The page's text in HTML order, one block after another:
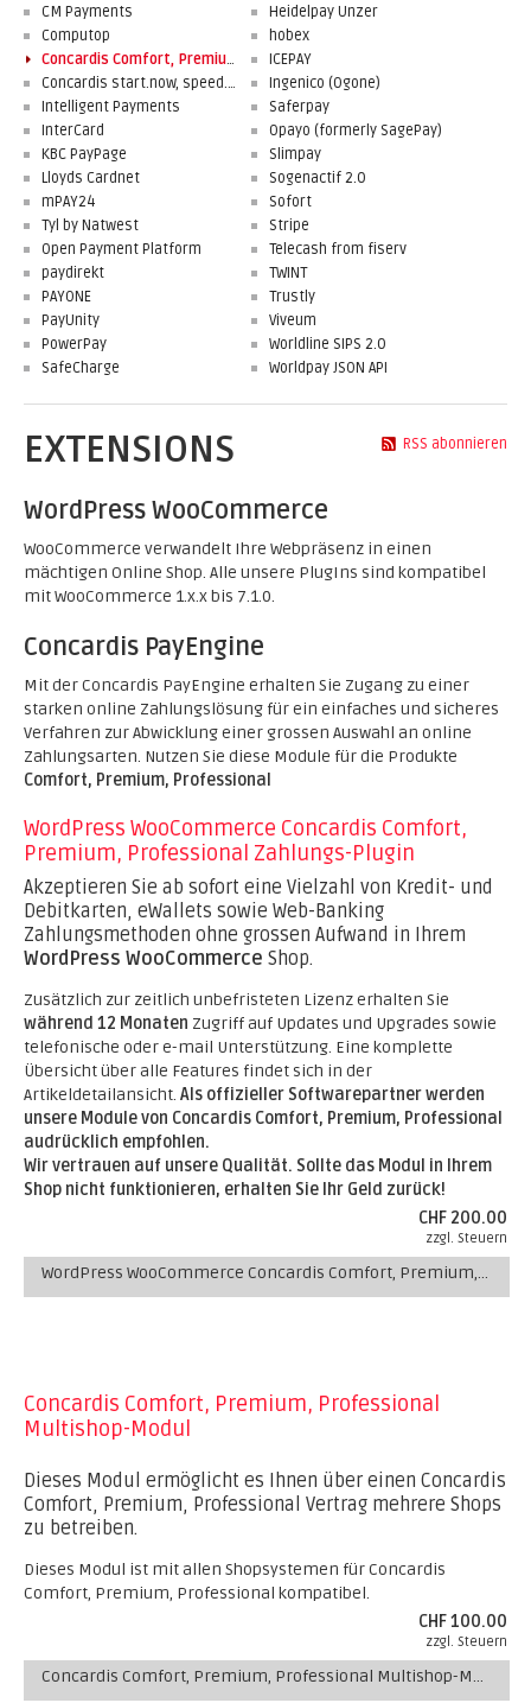
CM Payments
Computop
Concardis Comfort, Premium, Professional
Concardis start.now, speed.up, flex.pro
Heidelpay Unzer
hobex
ICEPAY
Ingenico (Ogone)
Intelligent Payments
InterCard
KBC PayPage
Lloyds Cardnet
mPAY24
Tyl by Natwest
Open Payment Platform
paydirekt
PAYONE
PayUnity
PowerPay
SafeCharge
Saferpay
Opayo (formerly SagePay)
Slimpay
Sogenactif 2.0
Sofort
Stripe
Telecash from fiserv
TWINT
Trustly
Viveum
Worldline SIPS 2.0
Worldpay JSON API
RSS abonnieren
EXTENSIONS
WordPress WooCommerce
WooCommerce verwandelt Ihre Webpräsenz in einen
mächtigen Online Shop. Alle unsere PlugIns sind kompatibel
mit WooCommerce 1.x.x bis 7.1.0.
Concardis PayEngine
Mit der Concardis PayEngine erhalten Sie Zugang zu einer
starken online Zahlungslösung für ein einfaches und sicheres
Verfahren zur Abwicklung einer grossen Auswahl an online
Zahlungsarten. Nutzen Sie diese Module für die Produkte
Comfort, Premium, Professional
WordPress WooCommerce Concardis Comfort,
Premium, Professional Zahlungs-Plugin
Akzeptieren Sie ab sofort eine Vielzahl von Kredit- und
Debitkarten, eWallets sowie Web-Banking
Zahlungsmethoden ohne grossen Aufwand in Ihrem
WordPress WooCommerce Shop.
Zusätzlich zur zeitlich unbefristeten Lizenz erhalten Sie
während 12 Monaten Zugriff auf Updates und Upgrades sowie
telefonische oder e-mail Unterstützung. Eine komplette
Übersicht über alle Features findet sich in der
Artikeldetailansicht. Als offizieller Softwarepartner werden
unsere Module von Concardis Comfort, Premium, Professional
audrücklich empfohlen.
Wir vertrauen auf unsere Qualität. Sollte das Modul in Ihrem
Shop nicht funktionieren, erhalten Sie Ihr Geld zurück!
CHF 200.00
zzgl. Steuern
WordPress WooCommerce Concardis Comfort, Premium, Professional Zahlungs-Plugin
Concardis Comfort, Premium, Professional
Multishop-Modul
Dieses Modul ermöglicht es Ihnen über einen Concardis
Comfort, Premium, Professional Vertrag mehrere Shops
zu betreiben.
Dieses Modul ist mit allen Shopsystemen für Concardis
Comfort, Premium, Professional kompatibel.
CHF 100.00
zzgl. Steuern
Concardis Comfort, Premium, Professional Multishop-Modul